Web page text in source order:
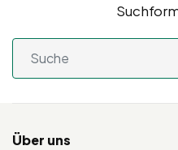
Über uns